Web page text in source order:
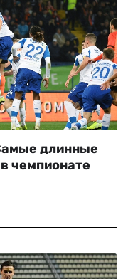
длинные
чемпионате